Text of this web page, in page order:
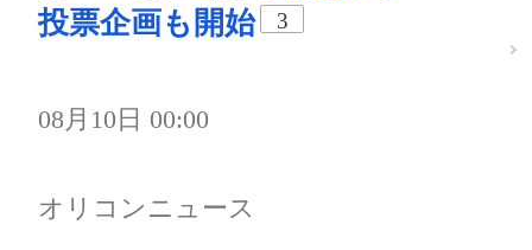
投票企画も開始
3
08月10日 00:00
オリコンニュース